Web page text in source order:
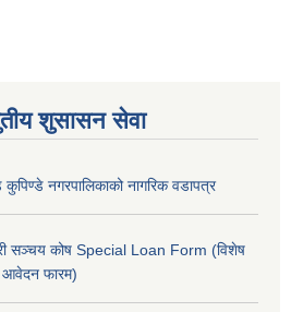
शुसासन सेवा
कुपिण्डे नगरपालिकाको नागरिक वडापत्र
सञ्चय कोष Special Loan Form (विशेष
आवेदन फारम)